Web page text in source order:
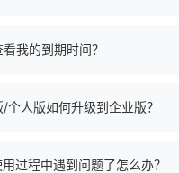
我的到期时间？
个人版如何升级到企业版？
过程中遇到问题了怎么办？